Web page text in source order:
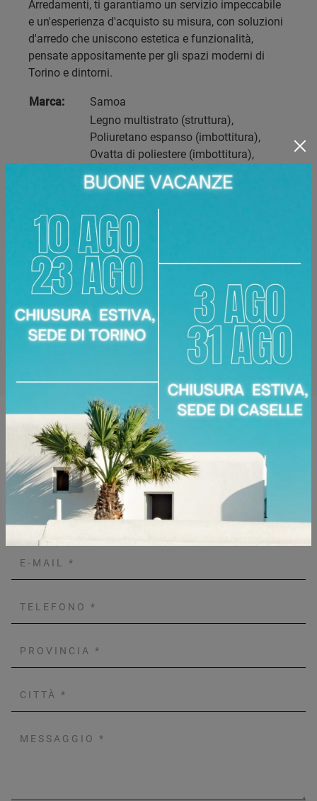
Arredamenti, ti garantiamo un servizio impeccabile
e un'esperienza d'acquisto su misura, con soluzioni
d'arredo che uniscono estetica e funzionalità,
pensate appositamente per gli spazi moderni di
Torino e dintorni.
Marca: Samoa
Legno multistrato (struttura),
Poliuretano espanso (imbottitura),
Ovatta di poliestere (imbottitura),
Tessuto (rivestimento, sfoderabile),
Ecopelle (rivestimento, non
noce, naturale), Metallo (piedini Basic:
cromo, polvere)
Dimensioni:74 x 80 x 89 cm
Altezza
seduta:
44 cm
Disponibile presso:
Area Arredamenti Corso Racconigi, 134
Torino
Zone servite: Torino Torinese, Chieri, Chivasso,
Ciriè, Collegno, Moncalieri, Settimo Torinese...
Richiedi Maggiori Informazioni